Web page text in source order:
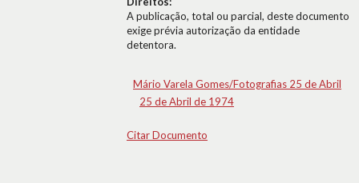
A publicação, total ou parcial, deste documento
exige prévia autorização da entidade
detentora.
Mário Varela Gomes/Fotografias 25 de Abril
25 de Abril de 1974
Citar Documento